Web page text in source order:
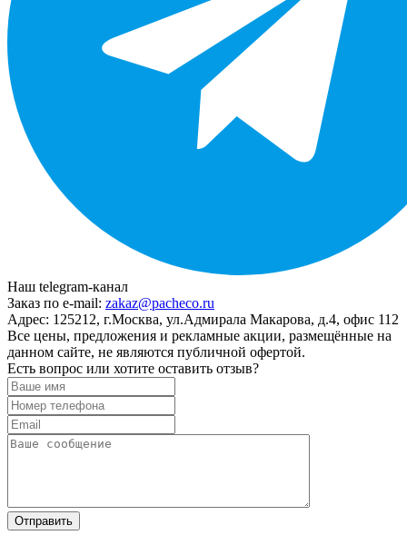
Наш telegram-канал
Заказ по e-mail: zakaz@pacheco.ru
Адрес: 125212, г.Москва, ул.Адмирала Макарова, д.4, офис 112
Все цены, предложения и рекламные акции, размещённые на
данном сайте, не являются публичной офертой.
Есть вопрос или хотите оставить отзыв?